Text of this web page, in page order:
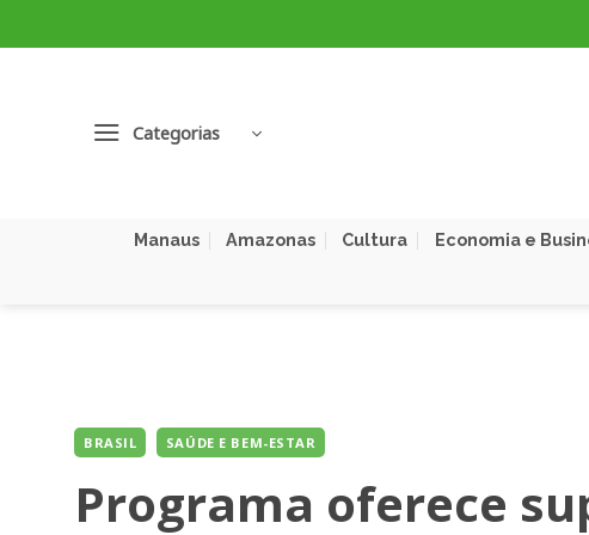
to
Categorias
Manaus Amazonas Cultura Economia e
BRASIL SAÚDE E BEM-ESTAR
Programa oferece